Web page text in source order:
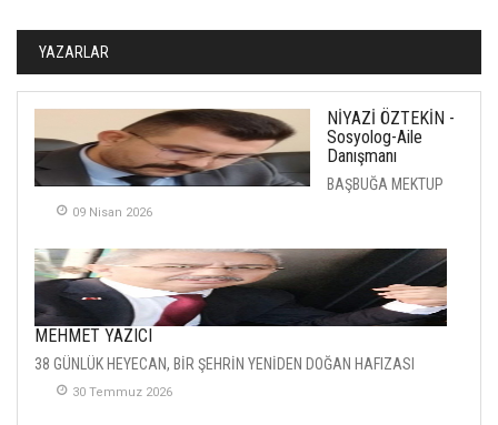
YAZARLAR
NİYAZİ ÖZTEKİN -
Sosyolog-Aile
Danışmanı
BAŞBUĞA MEKTUP
09 Nisan 2026
MEHMET YAZICI
38 GÜNLÜK HEYECAN, BİR ŞEHRİN YENİDEN DOĞAN HAFIZASI
30 Temmuz 2026